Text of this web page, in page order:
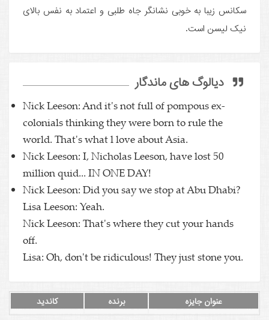
سکانس زیبا به خوبی نشانگر جاه طلبی و اعتماد به نفس بالای
نیک لیسن است.
دیالوگ های ماندگار
Nick Leeson: And it's not full of pompous ex-
colonials thinking they were born to rule the
world. That's what l love about Asia.
Nick Leeson: I, Nicholas Leeson, have lost 50
million quid... IN ONE DAY!
Nick Leeson: Did you say we stop at Abu Dhabi?
Lisa Leeson: Yeah.
Nick Leeson: That's where they cut your hands
off.
Lisa: Oh, don't be ridiculous! They just stone you.
عنوان جایزه برنده کاندید